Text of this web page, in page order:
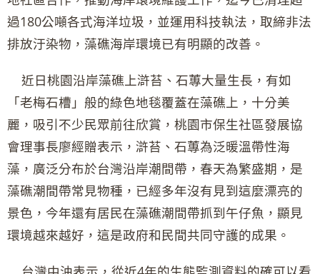
過180公噸各式海洋垃圾，並運用科技執法，取締非法
排放汙染物，藻礁海岸環境已有明顯的改善。
近日桃園沿岸藻礁上滸苔、石蓴大量生長，有如
「老梅石槽」般的綠色地毯覆蓋在藻礁上，十分美
麗，吸引不少民眾前往欣賞，桃園市保生社區發展協
會理事長廖經贈表示，滸苔、石蓴為泛暖溫帶性海
藻，廣泛分布於台灣沿岸潮間帶，春天為繁盛期，是
藻礁潮間帶常見物種，已經多年沒有見到這麼漂亮的
景色，今年還有居民在藻礁潮間帶抓到午仔魚，顯見
環境越來越好，這是政府和民間共同守護的成果。